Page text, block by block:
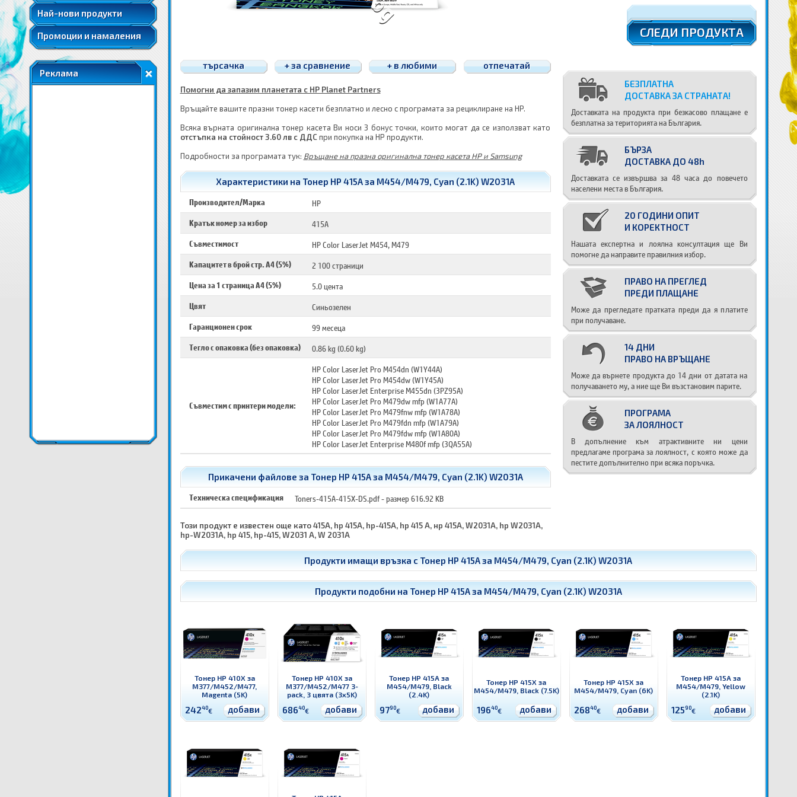
Най-нови продукти
Промоции и намаления
Реклама
СЛЕДИ ПРОДУКТА
БЕЗПЛАТНА
ДОСТАВКА ЗА СТРАНАТА!
Доставката на продукта при безкасово плащане е
безплатна за територията на България.
БЪРЗА
ДОСТАВКА ДО 48h
Доставката се извършва за 48 часа до повечето
населени места в България.
20 ГОДИНИ ОПИТ
И КОРЕКТНОСТ
Нашата експертна и лоялна консултация ще Ви
помогне да направите правилния избор.
ПРАВО НА ПРЕГЛЕД
ПРЕДИ ПЛАЩАНЕ
Може да прегледате пратката преди да я платите
при получаване.
14 ДНИ
ПРАВО НА ВРЪЩАНЕ
Може да върнете продукта до 14 дни от датата на
получаването му, а ние ще Ви възстановим парите.
ПРОГРАМА
ЗА ЛОЯЛНОСТ
В допълнение към атрактивните ни цени
предлагаме програма за лоялност, с която може да
пестите допълнително при всяка поръчка.
търсачка + за сравнение + в любими отпечатай
Помогни да запазим планетата с HP Planet Partners
Връщайте вашите празни тонер касети безплатно и лесно с програмата за рециклиране на HP.
Всяка върната оригинална тонер касета Ви носи 3 бонус точки, които могат да се използват като
отстъпка на стойност 3.60 лв с ДДС при покупка на HP продукти.
Подробности за програмата тук: Връщане на празна оригинална тонер касета HP и Samsung
Характеристики на Тонер HP 415A за M454/M479, Cyan (2.1K) W2031A
Производител/Марка
HP
Кратък номер за избор
415A
Съвместимост
HP Color LaserJet M454, M479
Капацитет в брой стр. A4 (5%)
2 100 страници
Цена за 1 страница A4 (5%)
5.0 цента
Цвят
Синьозелен
Гаранционен срок
99 месеца
Тегло с опаковка (без опаковка)
0.86 kg (0.60 kg)
Съвместим с принтери модели:
HP Color LaserJet Pro M454dn (W1Y44A)
HP Color LaserJet Pro M454dw (W1Y45A)
HP Color LaserJet Enterprise M455dn (3PZ95A)
HP Color LaserJet Pro M479dw mfp (W1A77A)
HP Color LaserJet Pro M479fnw mfp (W1A78A)
HP Color LaserJet Pro M479fdn mfp (W1A79A)
HP Color LaserJet Pro M479fdw mfp (W1A80A)
HP Color LaserJet Enterprise M480f mfp (3QA55A)
Прикачени файлове за Тонер HP 415A за M454/M479, Cyan (2.1K) W2031A
Техническа спецификация Toners-415A-415X-DS.pdf- размер 616.92 KB
Този продукт е известен още като 415A, hp 415A, hp-415A, hp 415 A, нр 415А, W2031A, hp W2031A,
hp-W2031A, hp 415, hp-415, W2031 A, W 2031A
Продукти имащи връзка с Тонер HP 415A за M454/M479, Cyan (2.1K) W2031A
Продукти подобни на Тонер HP 415A за M454/M479, Cyan (2.1K) W2031A
Тонер HP 410X за
M377/M452/M477,
Magenta (5K)
24240€ добави
Тонер HP 410X за
M377/M452/M477 3-
pack, 3 цвята (3x5K)
68640€ добави
Тонер HP 415A за
M454/M479, Black
(2.4K)
9790€ добави
Тонер HP 415X за
M454/M479, Black (7.5K)
19640€ добави
Тонер HP 415X за
M454/M479, Cyan (6K)
26840€ добави
Тонер HP 415A за
M454/M479, Yellow
(2.1K)
12590€ добави